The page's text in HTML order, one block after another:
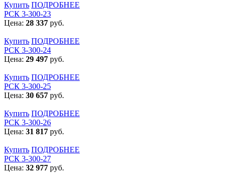
Купить ПОДРОБНЕЕ
РСК 3-300-23
Цена: 28 337 руб.
Купить ПОДРОБНЕЕ
РСК 3-300-24
Цена: 29 497 руб.
Купить ПОДРОБНЕЕ
РСК 3-300-25
Цена: 30 657 руб.
Купить ПОДРОБНЕЕ
РСК 3-300-26
Цена: 31 817 руб.
Купить ПОДРОБНЕЕ
РСК 3-300-27
Цена: 32 977 руб.